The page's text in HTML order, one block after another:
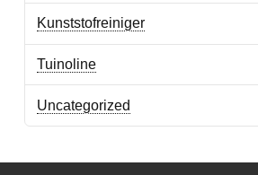
Kunststofreiniger
Tuinoline
Uncategorized